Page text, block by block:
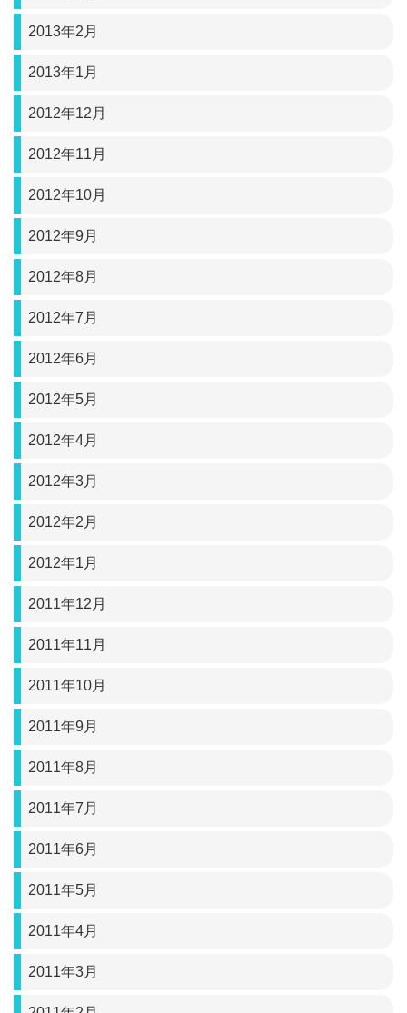
2013年2月
2013年1月
2012年12月
2012年11月
2012年10月
2012年9月
2012年8月
2012年7月
2012年6月
2012年5月
2012年4月
2012年3月
2012年2月
2012年1月
2011年12月
2011年11月
2011年10月
2011年9月
2011年8月
2011年7月
2011年6月
2011年5月
2011年4月
2011年3月